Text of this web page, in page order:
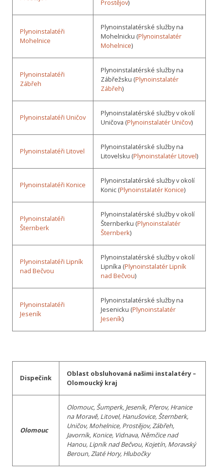
Prostějov)
Plynoinstalatéři
Mohelnice
Plynoinstalatérské služby na
Mohelnicku (Plynoinstalatér
Mohelnice)
Plynoinstalatéři
Zábřeh
Plynoinstalatérské služby na
Zábřežsku (Plynoinstalatér
Zábřeh)
Plynoinstalatéři Uničov
Plynoinstalatérské služby v okolí
Uničova (Plynoinstalatér Uničov)
Plynoinstalatéři Litovel
Plynoinstalatérské služby na
Litovelsku (Plynoinstalatér Litovel)
Plynoinstalatéři Konice
Plynoinstalatérské služby v okolí
Konic (Plynoinstalatér Konice)
Plynoinstalatéři
Šternberk
Plynoinstalatérské služby v okolí
Šternberku (Plynoinstalatér
Šternberk)
Plynoinstalatéři Lipník
nad Bečvou
Plynoinstalatérské služby v okolí
Lipníka (Plynoinstalatér Lipník
nad Bečvou)
Plynoinstalatéři
Jeseník
Plynoinstalatérské služby na
Jesenicku (Plynoinstalatér
Jeseník)
Dispečink
Oblast obsluhovaná našimi instalatéry –
Olomoucký kraj
Olomouc
Olomouc, Šumperk, Jeseník, Přerov, Hranice
na Moravě, Litovel, Hanušovice, Šternberk,
Uničov, Mohelnice, Prostějov, Zábřeh,
Javorník, Konice, Vidnava, Němčice nad
Hanou, Lipník nad Bečvou, Kojetín, Moravský
Beroun, Zlaté Hory, Hlubočky